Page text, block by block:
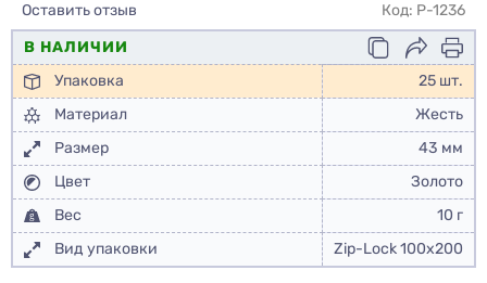
Оставить отзыв
Код: P-1236
В НАЛИЧИИ
Упаковка
25 шт.
Материал
Жесть
Размер
43 мм
Цвет
Золото
Вес
10 г
Вид упаковки
Zip-Lock 100x200